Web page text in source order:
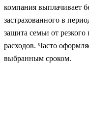
компания выплачивает
застрахованного в
защита семьи от
расходов. Часто
выбранным сроком.